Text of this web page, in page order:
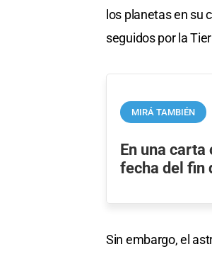
los planetas en su
seguidos por la
MIRÁ TAMBIÉN
En una
fecha del fin
Sin embargo, el